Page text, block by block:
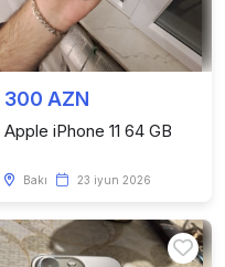
300 AZN
Apple iPhone 11 64 GB
Bakı 23 iyun 2026